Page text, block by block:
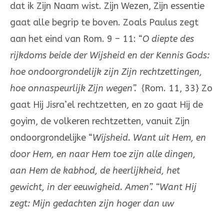
dat ik Zijn Naam wist. Zijn Wezen, Zijn essentie
gaat alle begrip te boven. Zoals Paulus zegt
aan het eind van Rom. 9 – 11: “O diepte des
rijkdoms beide der Wijsheid en der Kennis Gods:
hoe ondoorgrondelijk zijn Zijn rechtzettingen,
hoe onnaspeurlijk Zijn wegen”. {Rom. 11, 33} Zo
gaat Hij Jisra’el rechtzetten, en zo gaat Hij de
goyim, de volkeren rechtzetten, vanuit Zijn
ondoorgrondelijke “Wijsheid. Want uit Hem, en
door Hem, en naar Hem toe zijn alle dingen,
aan Hem de kabhod, de heerlijkheid, het
gewicht, in der eeuwigheid. Amen”. “Want Hij
zegt: Mijn gedachten zijn hoger dan uw